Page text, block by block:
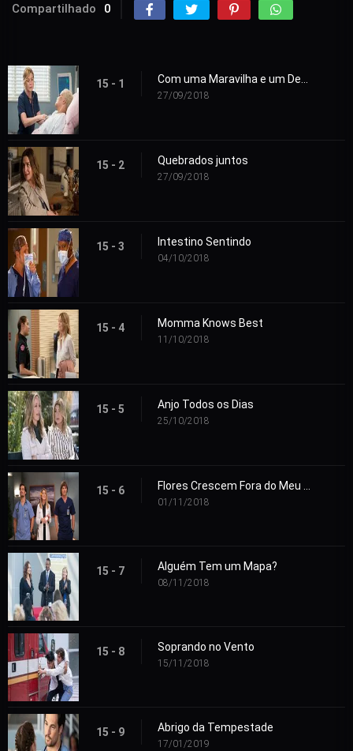
Compartilhado 0
15 - 1
27/09/2018
15 - 2 Quebrados juntos
27/09/2018
15 - 3 Intestino Sentindo
04/10/2018
15 - 4 Momma Knows Best
11/10/2018
15 - 5 Anjo Todos os Dias
25/10/2018
15 - 6
01/11/2018
15 - 7 Alguém Tem um Mapa?
08/11/2018
15 - 8 Soprando no Vento
15/11/2018
15 - 9 Abrigo da Tempestade
17/01/2019